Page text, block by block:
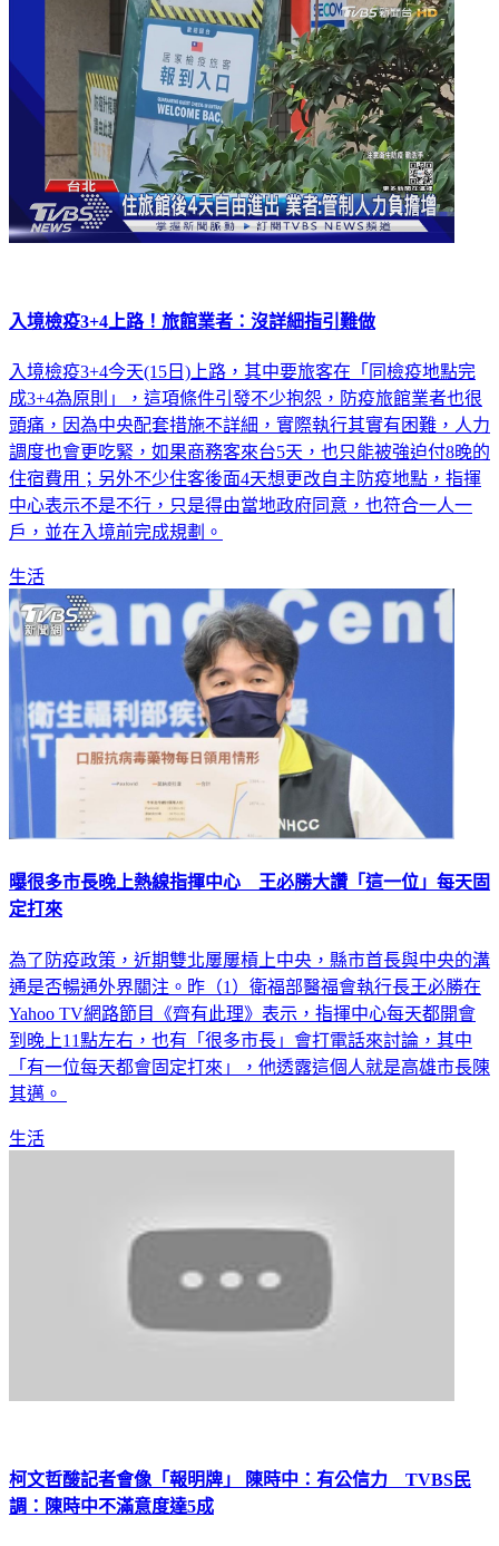
入境檢疫3+4上路！旅館業者：沒詳細指引難做
入境檢疫3+4今天(15日)上路，其中要旅客在「同檢疫地點完
成3+4為原則」，這項條件引發不少抱怨，防疫旅館業者也很
頭痛，因為中央配套措施不詳細，實際執行其實有困難，人力
調度也會更吃緊，如果商務客來台5天，也只能被強迫付8晚的
住宿費用；另外不少住客後面4天想更改自主防疫地點，指揮
中心表示不是不行，只是得由當地政府同意，也符合一人一
戶，並在入境前完成規劃。
生活
曝很多市長晚上熱線指揮中心 王必勝大讚「這一位」每天固
定打來
為了防疫政策，近期雙北屢屢槓上中央，縣市首長與中央的溝
通是否暢通外界關注。昨（1）衛福部醫福會執行長王必勝在
Yahoo TV網路節目《齊有此理》表示，指揮中心每天都開會
到晚上11點左右，也有「很多市長」會打電話來討論，其中
「有一位每天都會固定打來」，他透露這個人就是高雄市長陳
其邁。
生活
柯文哲酸記者會像「報明牌」 陳時中：有公信力 TVBS民
調：陳時中不滿意度達5成